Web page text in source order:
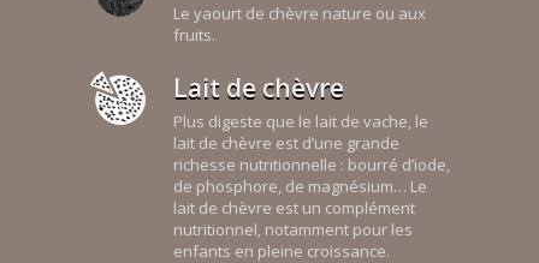
Le yaourt de chèvre nature ou aux
fruits.
Lait de chèvre
Plus digeste que le lait de vache, le
lait de chèvre est d’une grande
richesse nutritionnelle : bourré d’iode,
de phosphore, de magnésium… Le
lait de chèvre est un complément
nutritionnel, notamment pour les
enfants en pleine croissance.